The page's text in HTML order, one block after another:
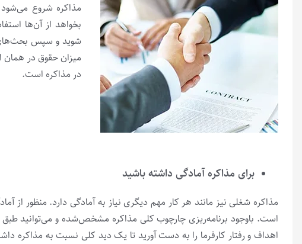
مذاکره شروع
بخواهد از آن‌ها
شوید و سپس بحث‌های
میزان حقوق در
در مذاکره است.
برای مذاکره آمادگی داشته باشید
مذاکره‌ شغلی نیز مانند هر کار مهم دیگری نیاز به آمادگی دارد. منظور از
است. باوجود برنامه‌ریزی چارچوب کلی مذاکره مشخص‌شده و می‌توانید
اهداف و رفتار کارفرما را به دست آورید تا یک دید کلی نسبت به مذاکره